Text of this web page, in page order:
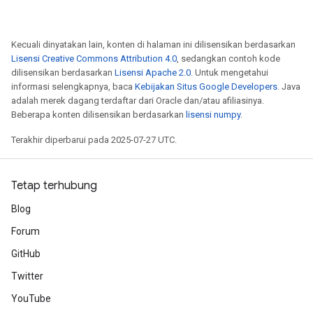
Kecuali dinyatakan lain, konten di halaman ini dilisensikan berdasarkan
Lisensi Creative Commons Attribution 4.0, sedangkan contoh kode
dilisensikan berdasarkan Lisensi Apache 2.0. Untuk mengetahui
informasi selengkapnya, baca Kebijakan Situs Google Developers. Java
adalah merek dagang terdaftar dari Oracle dan/atau afiliasinya.
Beberapa konten dilisensikan berdasarkan lisensi numpy.
Terakhir diperbarui pada 2025-07-27 UTC.
Tetap terhubung
Blog
Forum
GitHub
Twitter
YouTube